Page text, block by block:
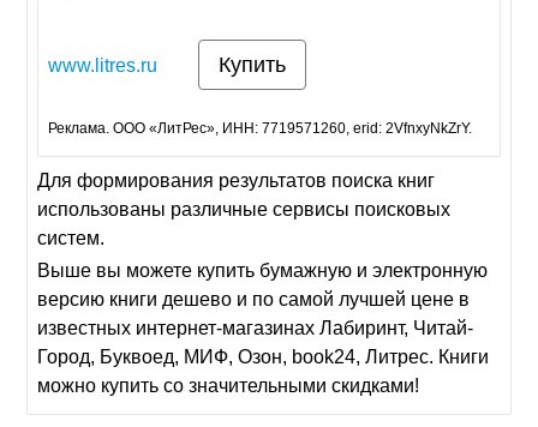
www.litres.ru Купить
Реклама. ООО «ЛитРес», ИНН: 7719571260, erid: 2VfnxyNkZrY.
Для формирования результатов поиска книг
использованы различные сервисы поисковых
систем.
Выше вы можете купить бумажную и электронную
версию книги дешево и по самой лучшей цене в
известных интернет-магазинах Лабиринт, Читай-
Город, Буквоед, МИФ, Озон, book24, Литрес. Книги
можно купить со значительными скидками!